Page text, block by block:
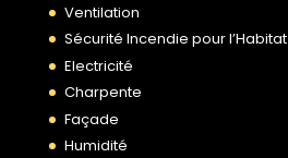
Ventilation
Sécurité Incendie pour l’Habitat
Electricité
Charpente
Façade
Humidité